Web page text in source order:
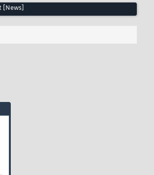
[News]